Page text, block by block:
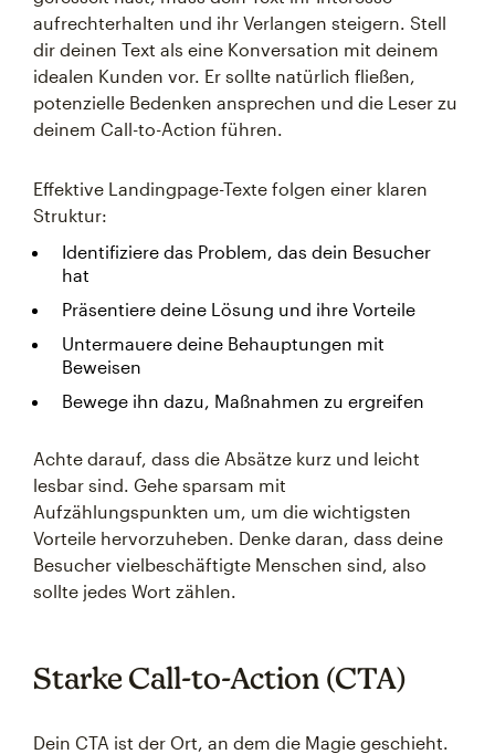
aufrechterhalten und ihr Verlangen steigern. Stell
dir deinen Text als eine Konversation mit deinem
idealen Kunden vor. Er sollte natürlich fließen,
potenzielle Bedenken ansprechen und die Leser zu
deinem Call-to-Action führen.
Effektive Landingpage-Texte folgen einer klaren
Struktur:
Identifiziere das Problem, das dein Besucher
hat
Präsentiere deine Lösung und ihre Vorteile
Untermauere deine Behauptungen mit
Beweisen
Bewege ihn dazu, Maßnahmen zu ergreifen
Achte darauf, dass die Absätze kurz und leicht
lesbar sind. Gehe sparsam mit
Aufzählungspunkten um, um die wichtigsten
Vorteile hervorzuheben. Denke daran, dass deine
Besucher vielbeschäftigte Menschen sind, also
sollte jedes Wort zählen.
Starke Call-to-Action (CTA)
Dein CTA ist der Ort, an dem die Magie geschieht.